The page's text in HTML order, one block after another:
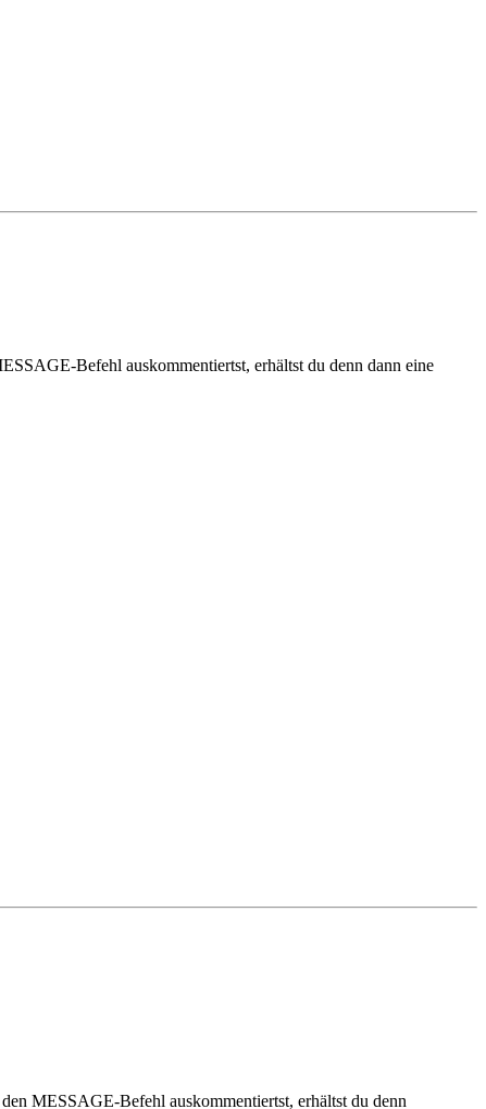
Befehl auskommentiertst, erhältst du denn dann eine
MESSAGE-Befehl auskommentiertst, erhältst du denn